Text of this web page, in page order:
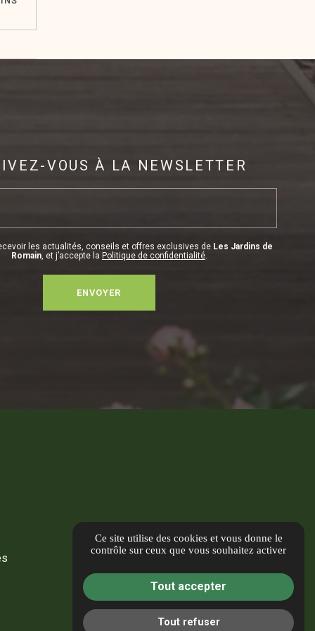
VOUS À LA NEWSLETTER
les actualités, conseils et offres exclusives de Les Jardins de
Romain, et j’accepte la Politique de confidentialité.
Ce site utilise des cookies et vous donne le
contrôle sur ceux que vous souhaitez activer
Tout accepter
Tout refuser